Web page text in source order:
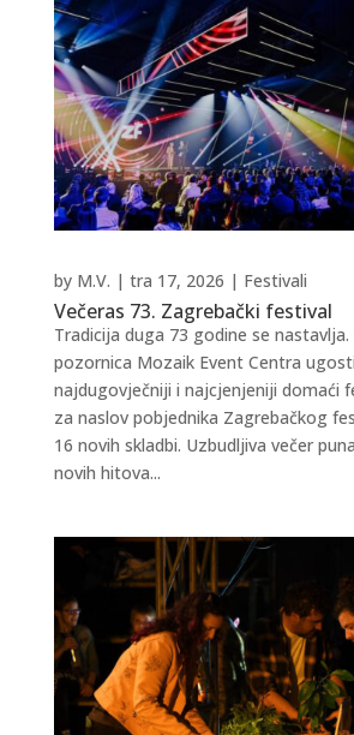
Večeras 73. Zagrebački festival
by M.V. | tra 17, 2026 | Festivali
Tradicija duga 73 godine se nastavlja.
pozornica Mozaik Event Centra
najdugovječniji i najcjenjeniji domaći
za naslov pobjednika Zagrebačkog
16 novih skladbi. Uzbudljiva večer
novih hitova...